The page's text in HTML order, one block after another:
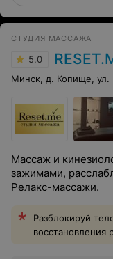
СТУДИЯ МАССАЖА
5.0
Минск, д. Копище, ул.
Массаж и
зажимами,
Релакс-массажи.
Разблокируй
восстановления